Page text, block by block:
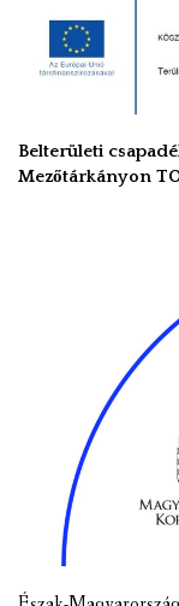
Belterületi
Mezőtárkányon